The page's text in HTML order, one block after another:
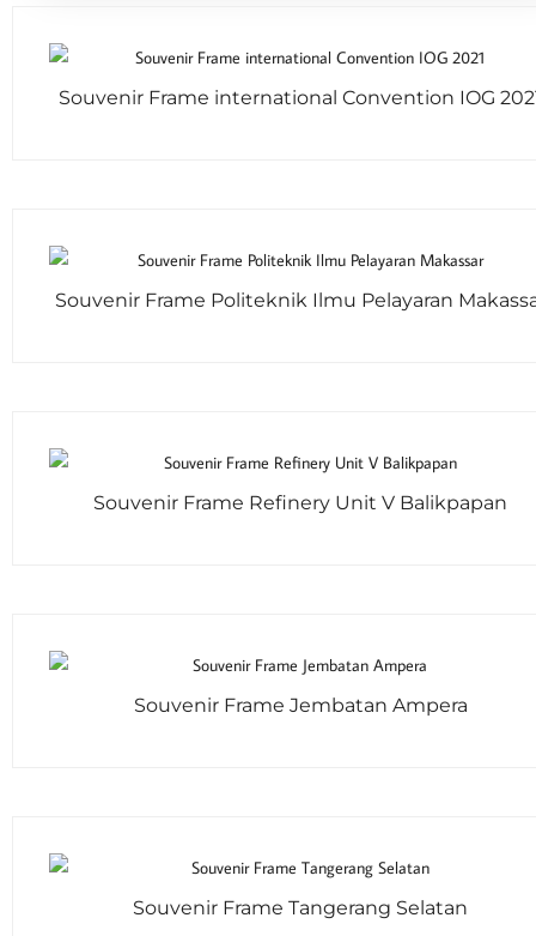
Souvenir Frame international Convention IOG
Souvenir Frame Politeknik Ilmu Pelayaran
Souvenir Frame Refinery Unit V Balikpapan
Souvenir Frame Jembatan Ampera
Souvenir Frame Tangerang Selatan